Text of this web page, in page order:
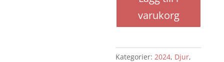
varukorg
Kategorier:2024, Djur,